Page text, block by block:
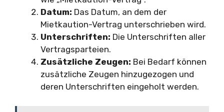
Datum: Das Datum, an dem der
Mietkaution-Vertrag unterschrieben wird.
Unterschriften: Die Unterschriften aller
Vertragsparteien.
Zusätzliche Zeugen: Bei Bedarf können
zusätzliche Zeugen hinzugezogen und
deren Unterschriften eingeholt werden.